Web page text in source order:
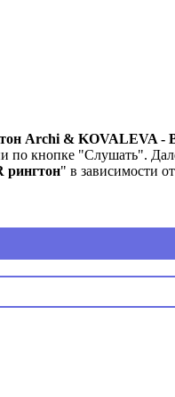
Archi & KOVALEVA -
кнопке "Слушать".
рингтон" в зависимости